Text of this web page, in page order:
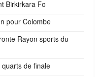
Birkirkara Fc
pour Colombe
Rayon sports du
de finale